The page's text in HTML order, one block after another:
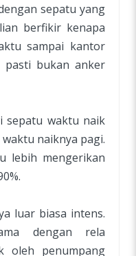
sepatu yang
berfikir kenapa
sampai kantor
pasti bukan anker
sepatu waktu naik
naiknya pagi.
lebih mengerikan
luar biasa intens.
dengan rela
oleh penumpang